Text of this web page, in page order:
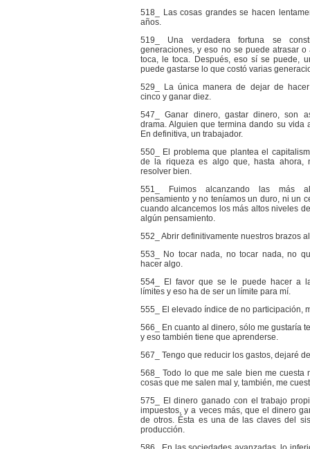
518_ Las cosas grandes se hacen
años.
519_ Una verdadera fortuna se
generaciones, y eso no se puede atrasar o
toca, le toca. Después, eso sí se puede,
puede gastarse lo que costó varias
529_ La única manera de dejar de
cinco y ganar diez.
547_ Ganar dinero, gastar dinero, son
drama. Alguien que termina dando su vida
En definitiva, un trabajador.
550_ El problema que plantea el
de la riqueza es algo que, hasta ahora,
resolver bien.
551_ Fuimos alcanzando las más
pensamiento y no teníamos un duro, ni un
cuando alcancemos los más altos niveles
algún pensamiento.
552_ Abrir definitivamente nuestros brazos
553_ No tocar nada, no tocar nada, no
hacer algo.
554_ El favor que se le puede hacer a
límites y eso ha de ser un límite para mí.
555_ El elevado índice de no participación,
566_ En cuanto al dinero, sólo me gustaría
y eso también tiene que aprenderse.
567_ Tengo que reducir los gastos, dejaré
568_ Todo lo que me sale bien me cuesta
cosas que me salen mal y, también, me
575_ El dinero ganado con el trabajo
impuestos, y a veces más, que el dinero
de otros. Ésta es una de las claves del
producción.